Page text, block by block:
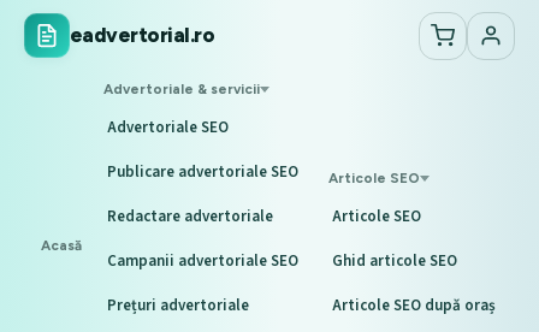
eadvertorial.ro
Acasă
Advertoriale & servicii
Advertoriale SEO
Publicare advertoriale SEO
Redactare advertoriale
Campanii advertoriale SEO
Prețuri advertoriale
Articole SEO
Articole SEO
Ghid articole SEO
Articole SEO după oraș